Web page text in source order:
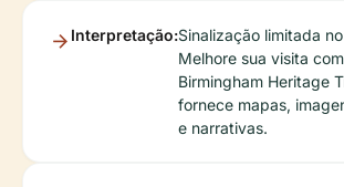
Interpretação:Sinalização limitada
Melhore sua visita
Birmingham Heritage
fornece mapas,
e narrativas.